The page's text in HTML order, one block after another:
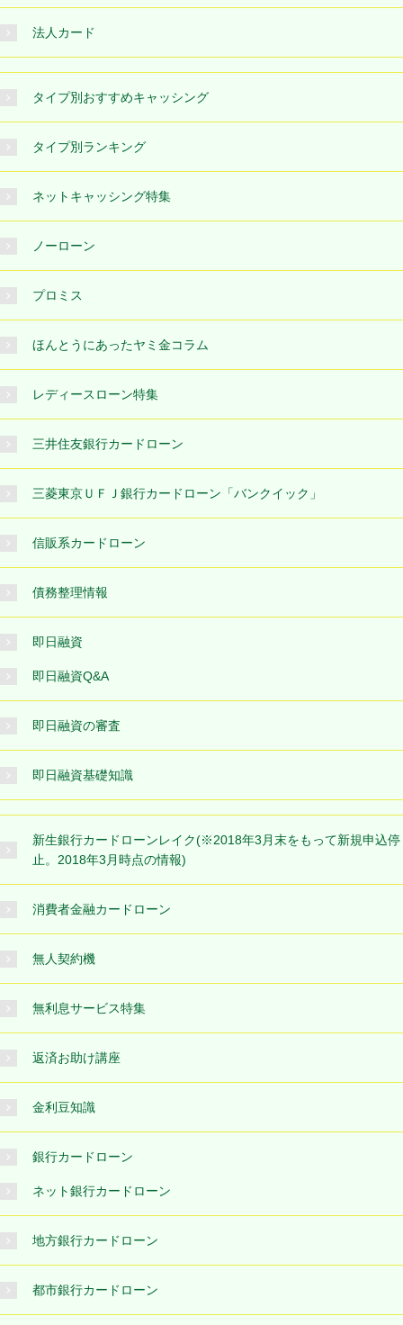
法人カード
タイプ別おすすめキャッシング
タイプ別ランキング
ネットキャッシング特集
ノーローン
プロミス
ほんとうにあったヤミ金コラム
レディースローン特集
三井住友銀行カードローン
三菱東京ＵＦＪ銀行カードローン「バンクイック」
信販系カードローン
債務整理情報
即日融資
即日融資Q&A
即日融資の審査
即日融資基礎知識
新生銀行カードローンレイク(※2018年3月末をもって新規申込停
止。2018年3月時点の情報)
消費者金融カードローン
無人契約機
無利息サービス特集
返済お助け講座
金利豆知識
銀行カードローン
ネット銀行カードローン
地方銀行カードローン
都市銀行カードローン